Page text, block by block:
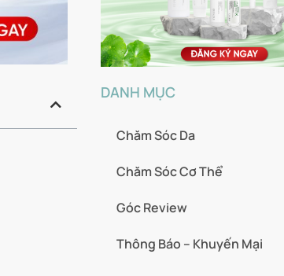
DANH MỤC
Chăm Sóc Da
Chăm Sóc Cơ Thể
Góc Review
Thông Báo – Khuyến Mại